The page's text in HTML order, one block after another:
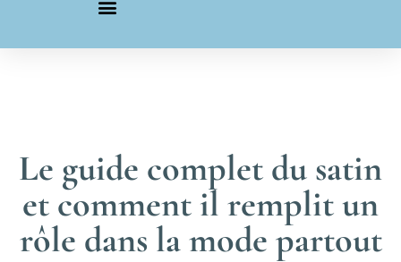
Le guide complet du satin
et comment il remplit un
rôle dans la mode partout